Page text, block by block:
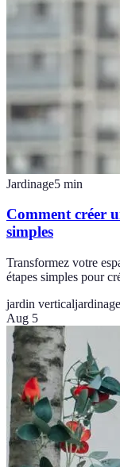
Jardinage5 min
Comment créer
simples
Transformez votre
étapes simples pour
jardin verticaljardinage
Aug 5